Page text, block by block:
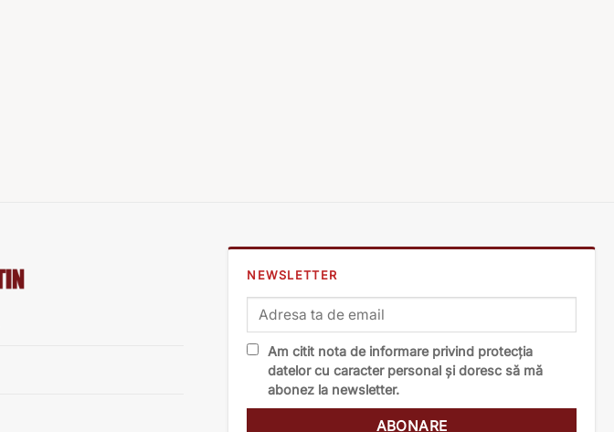
NEWSLETTER
Am citit nota de informare privind protecția
datelor cu caracter personal și doresc să mă
abonez la newsletter.